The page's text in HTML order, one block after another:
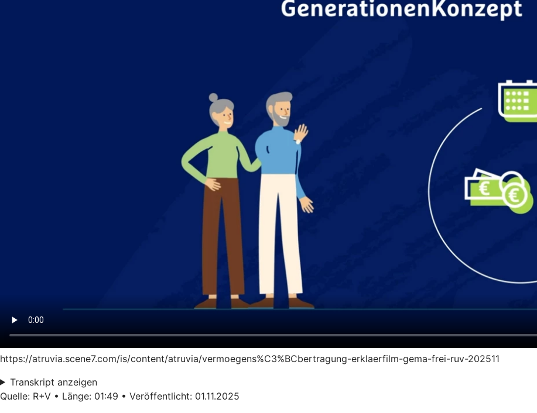
https://atruvia.scene7.com/is/content/atruvia/vermoegens%C3%BCbertragung-erklaerfilm-gema-frei-ruv-202511
Transkript anzeigen
Quelle: R+V • Länge: 01:49 • Veröffentlicht: 01.11.2025